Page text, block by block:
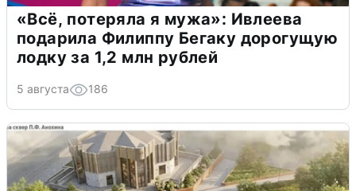
«Всё, потеряла я мужа»: Ивлеева
подарила Филиппу Бегаку дорогущую
лодку за 1,2 млн рублей
5 августа 186